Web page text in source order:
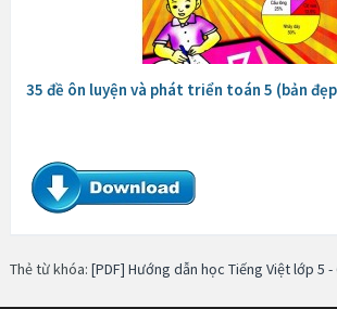
35 đề ôn luyện và phát triển toán 5 (bản
Thẻ từ khóa: [PDF] Hướng dẫn học Tiếng Việt lớp 5 -